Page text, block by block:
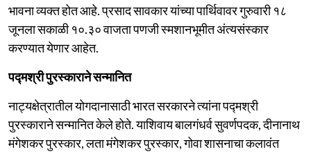
भावना व्यक्त होत आहे. प्रसाद सावकार यांच्या पार्थिवावर गुरुवारी १८
जूनला सकाळी १०.३० वाजता पणजी स्मशानभूमीत अंत्यसंस्कार
करण्यात येणार आहेत.
पद्मश्री पुरस्काराने सन्मानित
नाट्यक्षेत्रातील योगदानासाठी भारत सरकारने त्यांना पद्मश्री
पुरस्काराने सन्मानित केले होते. याशिवाय बालगंधर्व सुवर्णपदक, दीनानाथ
मंगेशकर पुरस्कार, लता मंगेशकर पुरस्कार, गोवा शासनाचा कलावंत